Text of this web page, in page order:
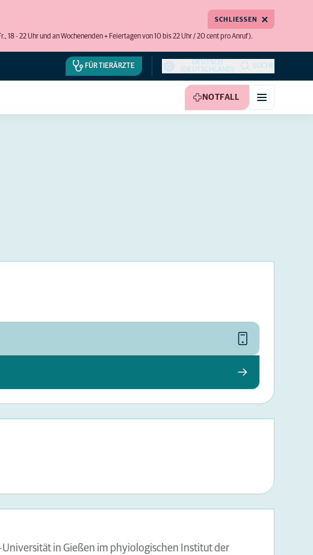
- 22 Uhr und an Wochenenden + Feiertagen von 10 bis 22 Uhr / 20 cent pro Anruf).
SCHLIESSEN
FÜR TIERÄRZTE
DEUTSCH
(DEUTSCHLAND)
SUCHE
NOTFALL
in Gießen im phyiologischen Institut der